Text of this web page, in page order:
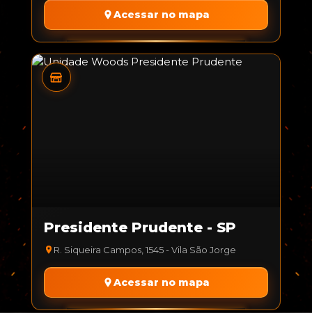
Acessar no mapa
Presidente Prudente - SP
R. Siqueira Campos, 1545 - Vila São Jorge
Acessar no mapa